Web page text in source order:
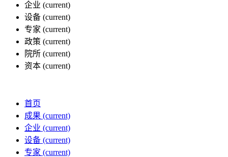
企业 (current)
设备 (current)
专家 (current)
政策 (current)
院所 (current)
资本 (current)
首页
成果 (current)
企业 (current)
设备 (current)
专家 (current)